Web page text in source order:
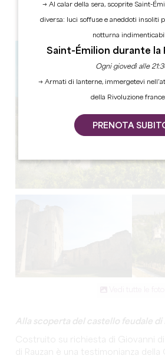
Alla scoperta del castello feudale di
Costruito su richiesta di Giovanni
di Rauzan è una testimonianza
→ Al calar della sera, scoprite Saint-
diversa: luci soffuse e aneddoti insoliti
notturna
Saint-Émilion durante la
Ogni giovedì alle
→ Armati di lanterne, immergetevi
della Rivoluzione
PRENOTA